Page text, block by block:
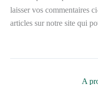
laisser vos commentaires
articles sur notre site qui
A